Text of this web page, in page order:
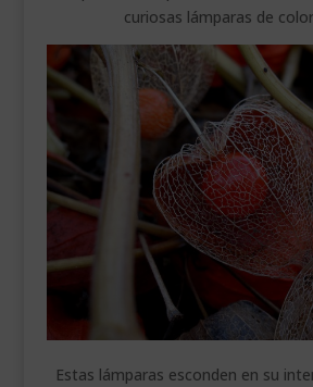
curiosas lámparas de
Estas lámparas esconden en su